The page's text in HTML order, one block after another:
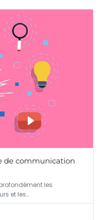
de communication
les
et les…